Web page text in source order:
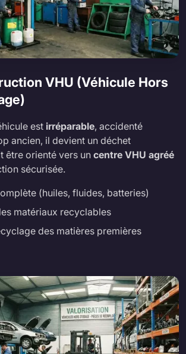
VHU (Véhicule Hors
est irréparable, accidenté
ancien, il devient un déchet
être orienté vers un centre VHU agréé
sécurisée.
(huiles, fluides, batteries)
matériaux recyclables
des matières premières